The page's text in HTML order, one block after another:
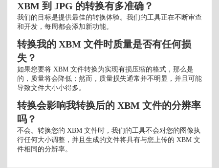
XBM 到 JPG 的转换有多准确？
我们的目标是提供最佳的转换体验。我们的工具正在不断审查
和开发，每周都会添加新功能。
转换我的 XBM 文件时质量是否有任何损
失？
如果您要将 XBM 文件转换为实现有损压缩的格式，那么是
的，质量将会降低；然而，质量损失通常并不明显，并且可能
导致文件大小小得多。
转换会影响我转换后的 XBM 文件的分辨率
吗？
不会。转换您的 XBM 文件时，我们的工具不会对您的图像执
行任何大小调整，并且生成的文件将具有与您上传的 XBM 文
件相同的分辨率。